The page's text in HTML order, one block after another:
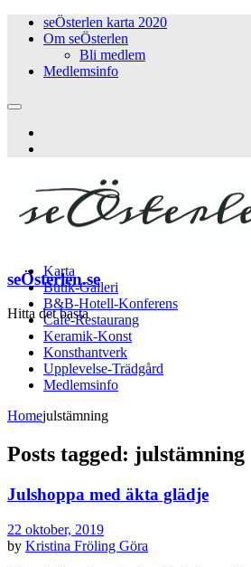
seÖsterlen karta 2020
Om seÖsterlen
Bli medlem
Medlemsinfo
seÖsterlen.se
Hitta det bästa
Karta
Butik-Galleri
B&B-Hotell-Konferens
Café-Restaurang
Keramik-Konst
Konsthantverk
Upplevelse-Trädgård
Medlemsinfo
Homejulstämning
Posts tagged: julstämning
Julshoppa med äkta glädje
22 oktober, 2019
by Kristina Fröling Göra